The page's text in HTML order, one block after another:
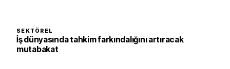
SEKTÖREL
İş dünyasında tahkim farkındalığını artıracak
mutabakat